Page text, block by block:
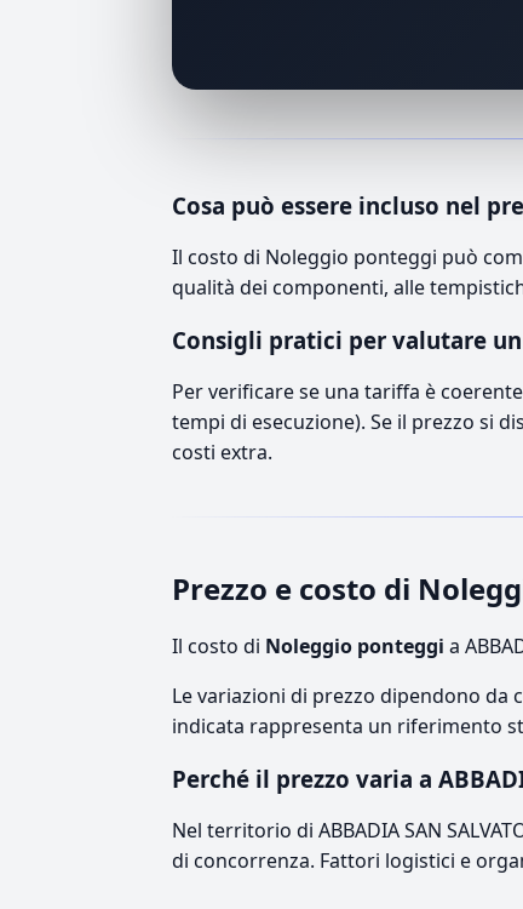
Cosa può essere incluso nel
Il costo di Noleggio ponteggi può
qualità dei componenti, alle
Consigli pratici per valutare
Per verificare se una tariffa è
tempi di esecuzione). Se il prezzo si
costi extra.
Prezzo e costo di
Il costo di Noleggio ponteggi a
Le variazioni di prezzo dipendono da
indicata rappresenta un riferimento
Perché il prezzo varia a
Nel territorio di ABBADIA SAN
di concorrenza. Fattori logistici e